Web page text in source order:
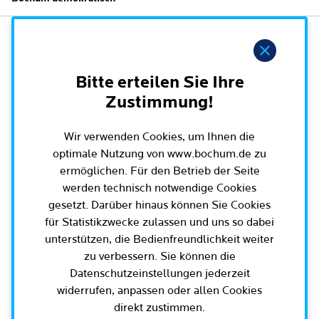
Bitte erteilen Sie Ihre
Zustimmung!
Wir verwenden Cookies, um Ihnen die
optimale Nutzung von www.bochum.de zu
ermöglichen. Für den Betrieb der Seite
werden technisch notwendige Cookies
gesetzt. Darüber hinaus können Sie Cookies
für Statistikzwecke zulassen und uns so dabei
unterstützen, die Bedienfreundlichkeit weiter
zu verbessern. Sie können die
Datenschutzeinstellungen jederzeit
widerrufen, anpassen oder allen Cookies
direkt zustimmen.
Arbeitgeberin Stadt Bochum
Oberbürgermeister und Verwaltungsvorstand
Bürgerbüro
Geoportal und Stadtplan
Migration und Integration
Geburt und Kindheit
Schule, (Aus-)Bildung und Studium
Dienstleistungen für Unternehmen
Mobilität
Bauen, Wohnen und Umzug
Engagement und Beteiligung
Tierhaltung und Wildtiere
Gesundheit und Krankheit
Rat der Stadt Bochum
Bürgermeister
Bezirksvertretungen
Wahlen in Bochum
Stadtpolitik - einfach erklärt
Bisherige Oberbürgermeisterinnen und
Oberbürgermeister
Bochumer Vertretung in den Parlamenten
Bürgerkonferenzen
Büro für Bürgerbeteiligung
Aktuelle Presse­meldungen
5 Botschaften für Bochum
Bürgerbeteiligungsplattform
Rund um Bochum
Radfahren in Bochum
Geoportal und Stadtplan
E-Mobilität / Verkehr / Parken / Baustellen
Wissenschaft und Bildung
Europa und Internationales
Geschichte / Tradition
Statistik und Zahlen
Schnellnavigation
(Online)Dienste Terminbuchung
Familie und Kita Karriere und Jobs